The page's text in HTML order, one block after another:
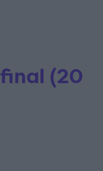
final (20